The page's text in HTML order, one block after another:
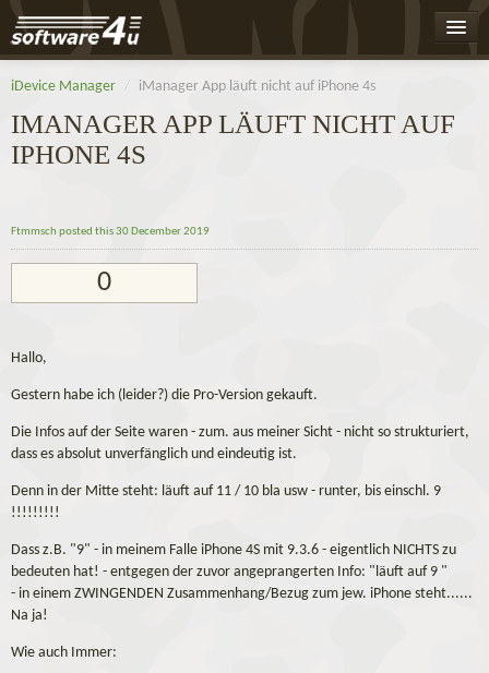
Activity
Register
iDevice Manager / iManager App läuft nicht auf iPhone 4s
IMANAGER APP LÄUFT NICHT AUF
IPHONE 4S
0
Ftmmsch posted this 30 December 2019
Hallo,
Gestern habe ich (leider?) die Pro-Version gekauft.
Die Infos auf der Seite waren - zum. aus meiner Sicht - nicht so strukturiert,
dass es absolut unverfänglich und eindeutig ist.
Denn in der Mitte steht: läuft auf 11 / 10 bla usw - runter, bis einschl. 9
!!!!!!!!!
Dass z.B. "9" - in meinem Falle iPhone 4S mit 9.3.6 - eigentlich NICHTS zu
bedeuten hat! - entgegen der zuvor angeprangerten Info: "läuft auf 9 "
- in einem ZWINGENDEN Zusammenhang/Bezug zum jew. iPhone steht......
Na ja!
Wie auch Immer: